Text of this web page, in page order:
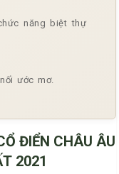
năng biệt thự
ước mơ.
ĐIỂN CHÂU ÂU
2021